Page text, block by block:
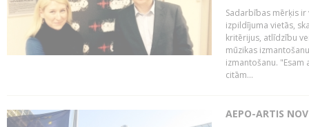
Sadarbības mērķis
izpildījuma vietās,
kritērijus, atlīdzību
mūzikas
izmantošanu.
citām...
AEPO-ARTIS